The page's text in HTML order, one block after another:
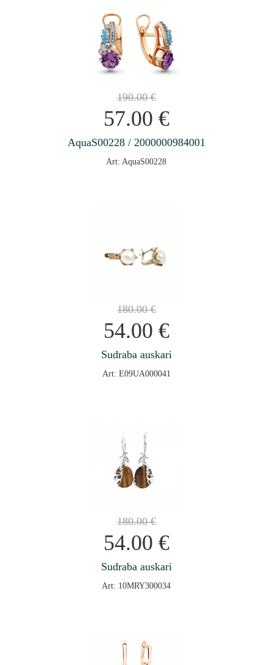
190.00€
57.00 €
AquaS00228 / 2000000984001
Art: AquaS00228
180.00€
54.00 €
Sudraba auskari
Art: E09UA000041
180.00€
54.00 €
Sudraba auskari
Art: 10MRY300034